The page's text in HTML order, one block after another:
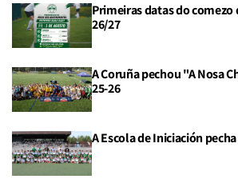
Primeiras datas do
26/27
A Coruña pechou "A Nosa
25-26
A Escola de Iniciación